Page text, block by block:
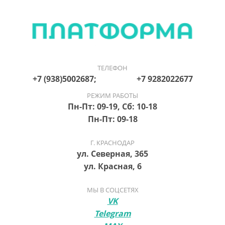
ТЕЛЕФОН
+7 (938)5002687; +7 9282022677
РЕЖИМ РАБОТЫ
Пн-Пт: 09-19, Сб: 10-18
Пн-Пт: 09-18
Г. КРАСНОДАР
ул. Северная, 365
ул. Красная, 6
МЫ В СОЦСЕТЯХ
VK
Telegram